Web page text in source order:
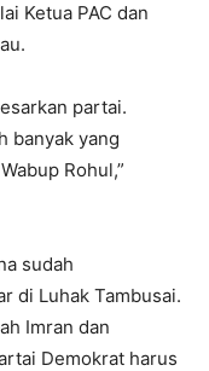
Ketua PAC dan
partai.
banyak yang
Rohul,”
sudah
di Luhak Tambusai.
Imran dan
Demokrat harus